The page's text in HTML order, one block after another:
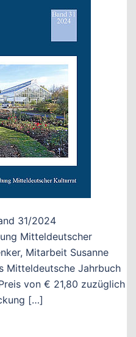
31/2024
Mitteldeutscher
Mitarbeit Susanne
Mitteldeutsche Jahrbuch
von € 21,80 zuzüglich
[…]